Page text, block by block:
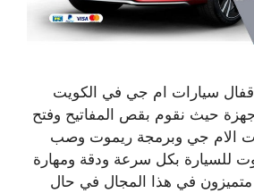
سيارات ام جي في الكويت
حيث نقوم بقص المفاتيح وفتح
الام جي وبرمجة ريموت وصب
للسيارة بكل سرعة ودقة ومهارة
متميزون في هذا المجال في حال